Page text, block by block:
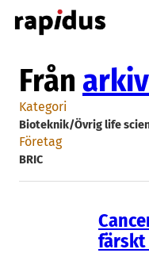
Hoppa
till
Från
Kategori
Bioteknik/Övrig life
Företag
BRIC